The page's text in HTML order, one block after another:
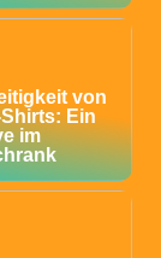
von
Ein
im